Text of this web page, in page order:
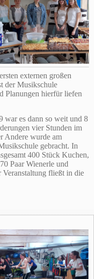
externen großen
der Musikschule
Planungen hierfür liefen
war es dann so weit und 8
vier Stunden im
Andere wurde am
gebracht. In
400 Stück Kuchen,
Paar Wienerle und
Veranstaltung fließt in die